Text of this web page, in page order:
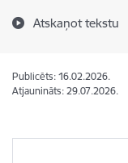
Atskaņot tekstu
Publicēts: 16.02.2026.
Atjaunināts: 29.07.2026.